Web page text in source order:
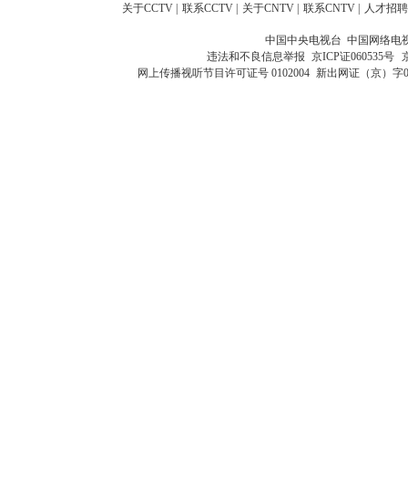
关于CCTV 联系CCTV 关于CNTV 联系CNTV 人才招聘
中国中央电视台 中国网络电
违法和不良信息举报 京ICP证060535号
网上传播视听节目许可证号 0102004 新出网证（京）